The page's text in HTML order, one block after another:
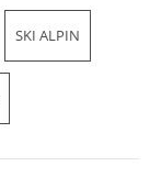
SKI ALPIN